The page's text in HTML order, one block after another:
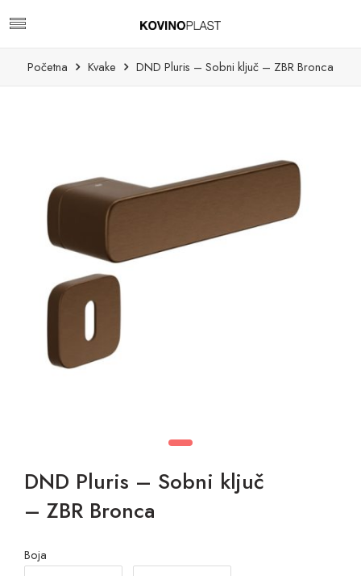
Početna Kvake DND Pluris – Sobni ključ – ZBR Bronca
DND Pluris – Sobni ključ
– ZBR Bronca
Boja